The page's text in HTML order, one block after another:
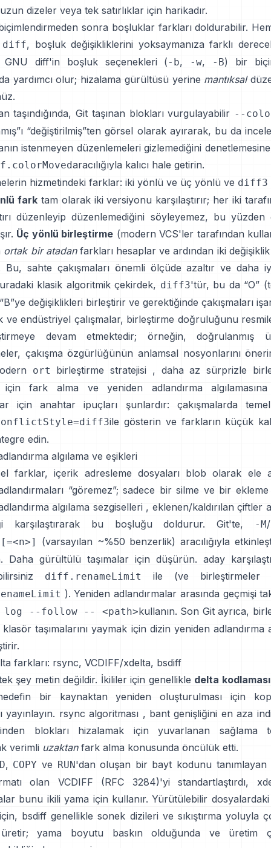
dizeler veya tek satırlıklar için harikadır.
sonra boşluklar farkları doldurabilir.
diff, boşluk değişikliklerini yoksaymanıza farklı
GNU diff'in boşluk seçenekleri
(-b, -w, -B) bir
yardımcı olur; hizalama gürültüsü yerine mantıksal
taşındığında, Git taşınan blokları vurgulayabilir --
“değiştirilmiş”ten görsel olarak ayırarak, bu da
istenmeyen düzenlemeleri gizlemediğini denetlemesine
aracılığıyla kalıcı hale getirin.
hizmetindeki farklar: iki yönlü ve üç yönlü ve diff3
farktam olarak iki versiyonu karşılaştırır; her iki
düzenleyip düzenlemediğini söyleyemez, bu yüzden
Üç yönlü birleştirme (modern VCS'ler tarafından
ortak bir atadanfarkları hesaplar ve ardından iki
Bu, sahte çakışmaları önemli ölçüde azaltır ve daha
klasik algoritmik çekirdek, diff3'tür, bu da “O”
değişiklikleri birleştirir ve gerektiğinde çakışmaları
ve endüstriyel çalışmalar, birleştirme doğruluğunu
devam etmektedir; örneğin, doğrulanmış
çakışma özgürlüğünün anlamsal nosyonlarını
ort birleştirme stratejisi , daha az sürprizle
fark alma ve yeniden adlandırma algılamasına
için anahtar ipuçları şunlardır: çakışmalarda temel
ile gösterin ve farkların küçük
edin.
algılama ve eşikleri
farklar, içerik adresleme dosyaları blob olarak ele
“göremez”; sadece bir silme ve bir
algılama sezgiselleri , eklenen/kaldırılan çiftler
karşılaştırarak bu boşluğu doldurur. Git'te,
-M/
(varsayılan ~%50 benzerlik) aracılığıyla
Daha gürültülü taşımalar için düşürün. aday
diff.renameLimit ile (ve birleştirmeler
). Yeniden adlandırmalar arasında geçmişi
--follow -- <path>kullanın. Son Git ayrıca,
klasör taşımalarını yaymak için dizin yeniden adlandırma
farkları: rsync, VCDIFF/xdelta, bsdiff
şey metin değildir. İkililer için genellikle delta kodlaması
bir kaynaktan yeniden oluşturulması için
yayınlayın. rsync algoritması , bant genişliğini en aza
blokları hizalamak için yuvarlanan sağlama
verimli uzaktanfark alma konusunda öncülük etti.
, COPY ve RUN'dan oluşan bir bayt kodunu tanımlayan
olan
VCDIFF (RFC 3284)'yi standartlaştırdı,
bunu ikili yama için kullanır. Yürütülebilir
bsdiff genellikle sonek dizileri ve sıkıştırma yoluyla
yama boyutu baskın olduğunda ve üretim